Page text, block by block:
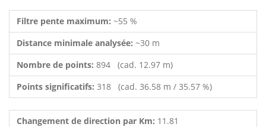
Filtre pente maximum: ~55 %
Distance minimale analysée: ~30 m
Nombre de points: 894 (cad. 12.97 m)
Points significatifs: 318 (cad. 36.58 m / 35.57 %)
Changement de direction par Km: 11.81